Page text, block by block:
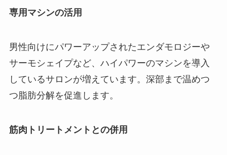
専用マシンの活用
男性向けにパワーアップされたエンダモロジーや
サーモシェイプなど、ハイパワーのマシンを導入
しているサロンが増えています。深部まで温めつ
つ脂肪分解を促進します。
筋肉トリートメントとの併用